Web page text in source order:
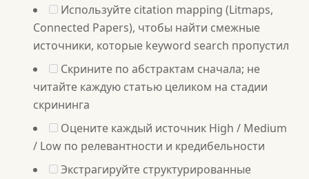
Используйте citation mapping (Litmaps,
Connected Papers), чтобы найти смежные
источники, которые keyword search пропустил
Скрините по абстрактам сначала; не
читайте каждую статью целиком на стадии
скрининга
Оцените каждый источник High / Medium
/ Low по релевантности и кредибельности
Экстрагируйте структурированные